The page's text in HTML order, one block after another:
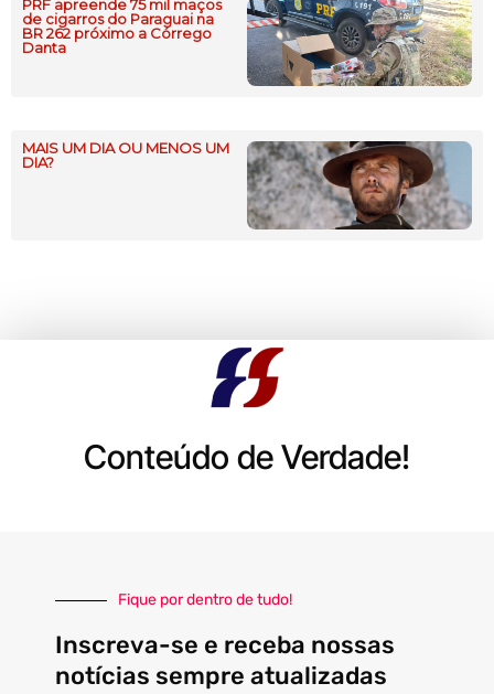
PRF apreende 75 mil maços
de cigarros do Paraguai na
BR 262 próximo a Córrego
Danta
MAIS UM DIA OU MENOS UM
DIA?
Conteúdo de Verdade!
Fique por dentro de tudo!
Inscreva-se e receba nossas
notícias sempre atualizadas